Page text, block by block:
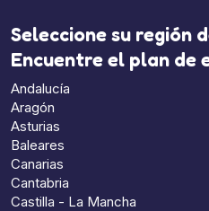
Seleccione su región
Encuentre el plan de
Andalucía
Aragón
Asturias
Baleares
Canarias
Cantabria
Castilla - La Mancha